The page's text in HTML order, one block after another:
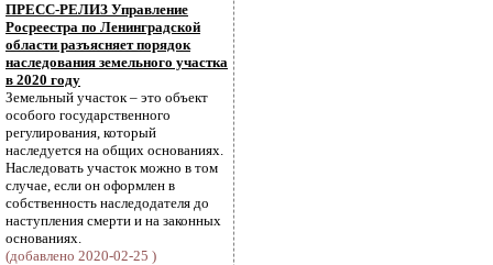
ПРЕСС-РЕЛИЗ Управление
Росреестра по Ленинградской
области разъясняет порядок
наследования земельного участка
в 2020 году
Земельный участок – это объект
особого государственного
регулирования, который
наследуется на общих основаниях.
Наследовать участок можно в том
случае, если он оформлен в
собственность наследодателя до
наступления смерти и на законных
основаниях.
(добавлено 2020-02-25 )